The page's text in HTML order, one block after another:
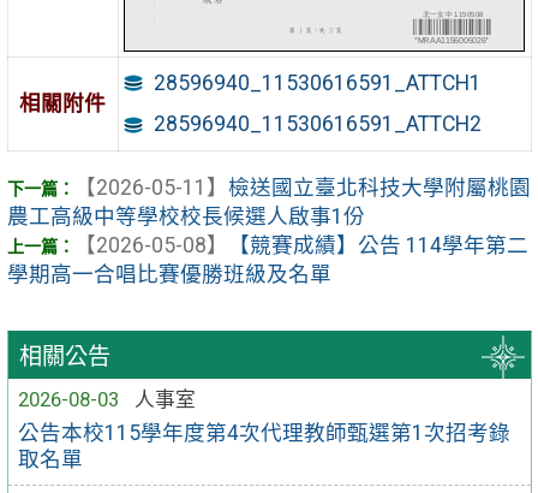
相關公告
2026-08-03
人事室
公告本校115學年度第4次代理教師甄選第1次招考錄
取名單
相關附件
28596940_11530616591_ATTCH1
28596940_11530616591_ATTCH2
【2026-05-11】 檢送國立臺北科技大學附屬桃園
農工高級中等學校校長候選人啟事1份
【2026-05-08】
【競賽成績】公告 114學年第二
學期高一合唱比賽優勝班級及名單